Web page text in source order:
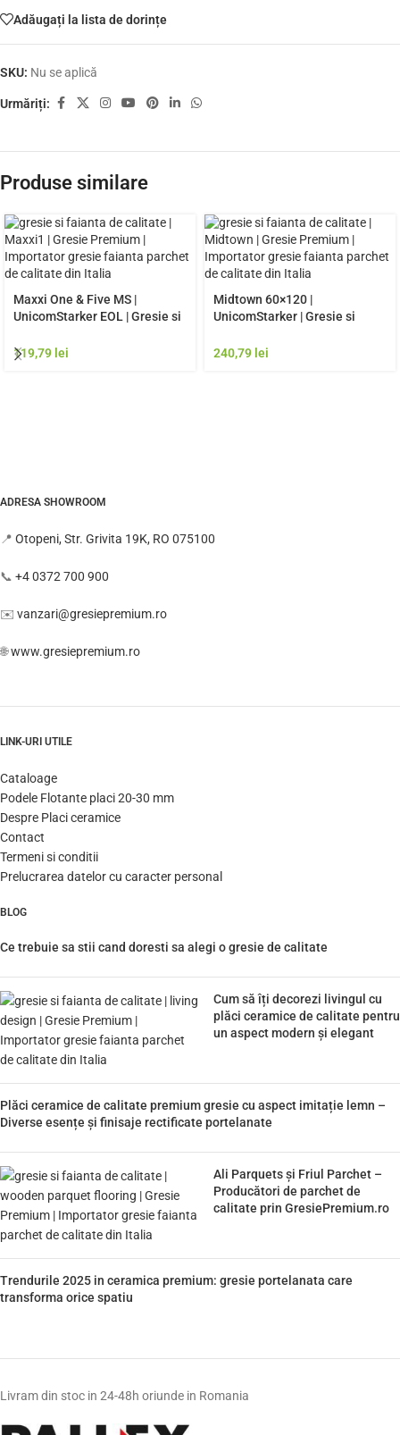
Adăugați la lista de dorințe
SKU: Nu se aplică
Urmăriți:
Produse similare
Maxxi One & Five MS |
UnicomStarker EOL | Gresie si
Italia | Model Gresie
119,79 lei
Midtown 60×120 |
UnicomStarker | Gresie si
Italia | Model Gresie
240,79 lei
ADRESA SHOWROOM
📍 Otopeni, Str. Grivita 19K, RO 075100
📞 +4 0372 700 900
✉️ vanzari@gresiepremium.ro
🌐www.gresiepremium.ro
LINK-URI UTILE
Cataloage
Podele Flotante placi 20-30 mm
Despre Placi ceramice
Contact
Termeni si conditii
Prelucrarea datelor cu caracter personal
BLOG
Ce trebuie sa stii cand doresti sa alegi o gresie de calitate
Cum să îți decorezi livingul cu
plăci ceramice de calitate pentru
un aspect modern și elegant
Plăci ceramice de calitate premium gresie cu aspect imitație lemn –
Diverse esențe și finisaje rectificate portelanate
Ali Parquets și Friul Parchet –
Producători de parchet de
calitate prin GresiePremium.ro
Trendurile 2025 in ceramica premium: gresie portelanata care
transforma orice spatiu
Livram din stoc in 24-48h oriunde in Romania